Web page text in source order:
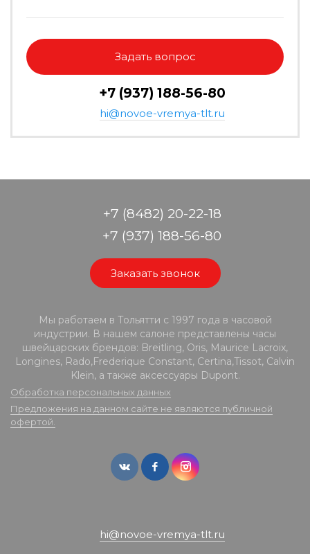
Задать вопрос
+7 (937) 188-56-80
hi@novoe-vremya-tlt.ru
+7 (8482) 20-22-18
+7 (937) 188-56-80
Заказать звонок
Мы работаем в Тольятти с 1997 года в часовой
индустрии. В нашем салоне представлены часы
швейцарских брендов: Breitling, Oris, Maurice Lacroix,
Longines, Rado,Frederique Constant, Certina,Tissot, Calvin
Klein, а также аксессуары Dupont.
Обработка персональных данных
Предложения на данном сайте не являются публичной
офертой.
hi@novoe-vremya-tlt.ru